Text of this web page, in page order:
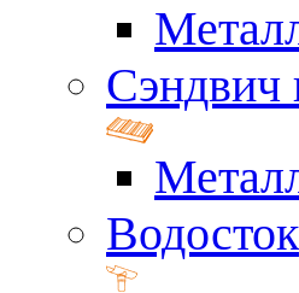
Сэндвич
Водосток